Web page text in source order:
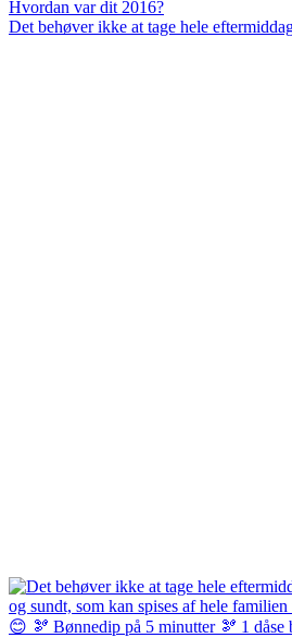
Det behøver ikke at tage hele